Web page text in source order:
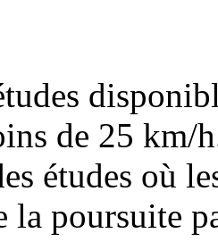
de 25 km/
études où
la poursuite